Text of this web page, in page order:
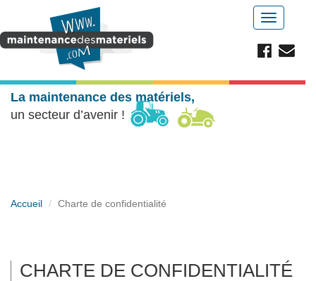
Aller au contenu principal
Toggle
La maintenance des matériels,
un secteur d’avenir !
Accueil Charte de confidentialité
CHARTE DE CONFIDENTIALITÉ